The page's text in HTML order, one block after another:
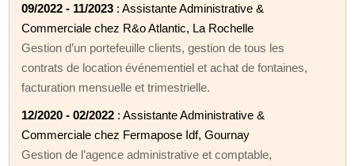
09/2022 - 11/2023 : Assistante Administrative &
Commerciale chez R&o Atlantic, La Rochelle
Gestion d’un portefeuille clients, gestion de tous les
contrats de location événementiel et achat de fontaines,
facturation mensuelle et trimestrielle.
12/2020 - 02/2022 : Assistante Administrative &
Commerciale chez Fermapose Idf, Gournay
Gestion de l’agence administrative et comptable,